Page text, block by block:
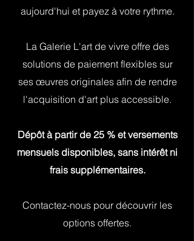
aujourd'hui et payez à votre rythme.
La Galerie L'art de vivre offre des
solutions de paiement flexibles sur
ses œuvres originales afin de rendre
l'acquisition d'art plus accessible.
Dépôt à partir de 25 % et versements
mensuels disponibles, sans intérêt ni
frais supplémentaires.
Contactez-nous pour découvrir les
options offertes.